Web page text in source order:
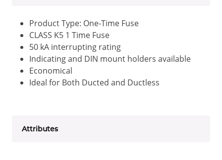
Product Type: One-Time Fuse
CLASS K5 1 Time Fuse
50 kA interrupting rating
Indicating and DIN mount holders available
Economical
Ideal for Both Ducted and Ductless
Attributes